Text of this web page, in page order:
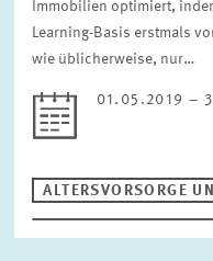
Immobilien optimiert,
Learning-Basis erstmals
wie üblicherweise, nur…
01.05.2019 –
ALTERSVORSORGE